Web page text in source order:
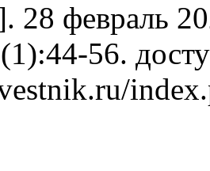
28 февраль
56.